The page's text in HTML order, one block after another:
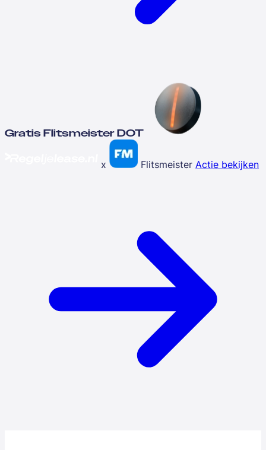
Gratis Flitsmeister DOT
x Flitsmeister Actie bekijken